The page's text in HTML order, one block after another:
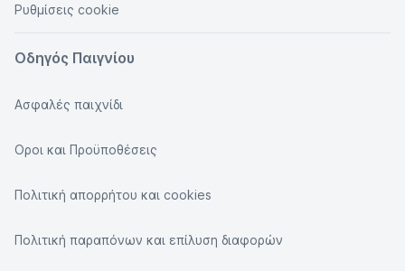
Ρυθμίσεις cookie
Οδηγός Παιγνίου
Ασφαλές παιχνίδι
Οροι και Προϋποθέσεις
Πολιτική απορρήτου και cookies
Πολιτική παραπόνων και επίλυση διαφορών